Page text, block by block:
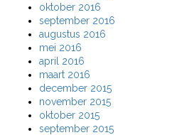
oktober 2016
september 2016
augustus 2016
mei 2016
april 2016
maart 2016
december 2015
november 2015
oktober 2015
september 2015